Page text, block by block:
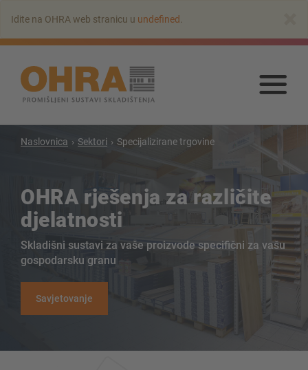
glavni
sadržaj
Idite na OHRA web stranicu u undefined
Na
Naslovnica Sektori Specijalizirane trgovine
OHRA rješenja za različite
djelatnosti
Skladišni sustavi za vaše proizvode specifični za vašu
gospodarsku granu
Savjetovanje
Konzolni regali
Konzolni regal jednostrani
Konzolni regal za teske terete
Konzolni regali druge izvedbe